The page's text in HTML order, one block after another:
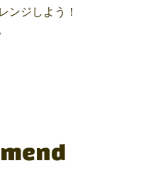
ンジしよう！